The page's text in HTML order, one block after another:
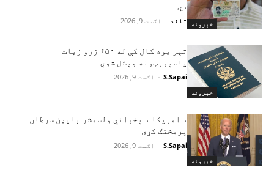
خبرونه
دي
تاند - اګست 9, 2026
خبرونه
تېر یوه کال کې له ۶۵۰ زرو زیات
پاسپورټونه وېشل شوي
S.Sapai
- اګست 9, 2026
خبرونه
د امریکا د پخواني ولسمشر بایډن سرطان
پرمختګ کړی
S.Sapai
- اګست 9, 2026